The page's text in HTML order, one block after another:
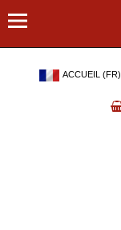
ACCUEIL (FR)